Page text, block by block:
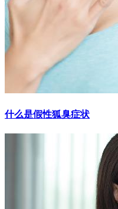
什么是假性狐臭症状